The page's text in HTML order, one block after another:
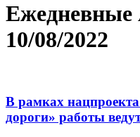
10/08/2022
В рамках
дороги» работы